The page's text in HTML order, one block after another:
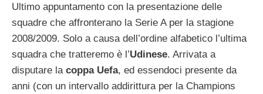
Ultimo appuntamento con la presentazione delle
squadre che affronterano la Serie A per la stagione
2008/2009. Solo a causa dell’ordine alfabetico l’ultima
squadra che tratteremo è l’Udinese. Arrivata a
disputare la coppa Uefa, ed essendoci presente da
anni (con un intervallo addirittura per la Champions